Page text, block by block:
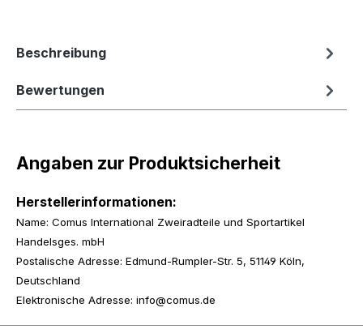
Beschreibung
Bewertungen
Angaben zur Produktsicherheit
Herstellerinformationen:
Name: Comus International Zweiradteile und Sportartikel
Handelsges. mbH
Postalische Adresse: Edmund-Rumpler-Str. 5, 51149 Köln,
Deutschland
Elektronische Adresse: info@comus.de